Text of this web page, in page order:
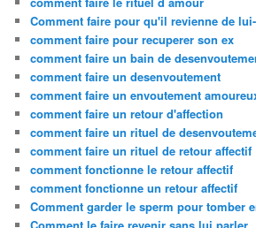
Comment faire pour qu'il revienne de
comment faire pour recuperer son ex
comment faire un bain de
comment faire un desenvoutement
comment faire un envoutement
comment faire un retour d'affection
comment faire un rituel de
comment faire un rituel de retour affectif
comment fonctionne le retour affectif
comment fonctionne un retour affectif
Comment garder le sperm pour tomber